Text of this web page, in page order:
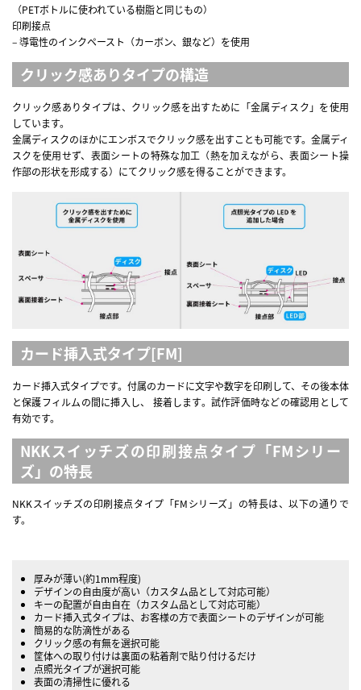
（PETボトルに使われている樹脂と同じもの）
印刷接点
– 導電性のインクペースト（カーボン、銀など）を使用
クリック感ありタイプの構造
クリック感ありタイプは、クリック感を出すために「金属ディスク」を使用
しています。
金属ディスクのほかにエンボスでクリック感を出すことも可能です。金属ディ
スクを使用せず、表面シートの特殊な加工（熱を加えながら、表面シート操
作部の形状を形成する）にてクリック感を得ることができます。
カード挿入式タイプ[FM]
カード挿入式タイプです。付属のカードに文字や数字を印刷して、その後本体
と保護フィルムの間に挿入し、 接着します。試作評価時などの確認用として
有効です。
NKKスイッチズの印刷接点タイプ「FMシリー
ズ」の特長
NKKスイッチズの印刷接点タイプ「FMシリーズ」の特長は、以下の通りで
す。
厚みが薄い(約1mm程度)
デザインの自由度が高い（カスタム品として対応可能）
キーの配置が自由自在（カスタム品として対応可能）
カード挿入式タイプは、お客様の方で表面シートのデザインが可能
簡易的な防滴性がある
クリック感の有無を選択可能
筐体への取り付けは裏面の粘着剤で貼り付けるだけ
点照光タイプが選択可能
表面の清掃性に優れる